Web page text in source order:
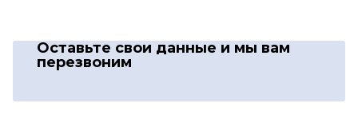
Оставьте свои данные и мы вам
перезвоним